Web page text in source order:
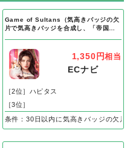
Game of Sultans（気高きバッジの欠
片で気高きバッジを合成し、「帝国五
1,350円相当
ECナビ
［2位］ハピタス
［3位］
条件：30日以内に気高きバッジの欠片